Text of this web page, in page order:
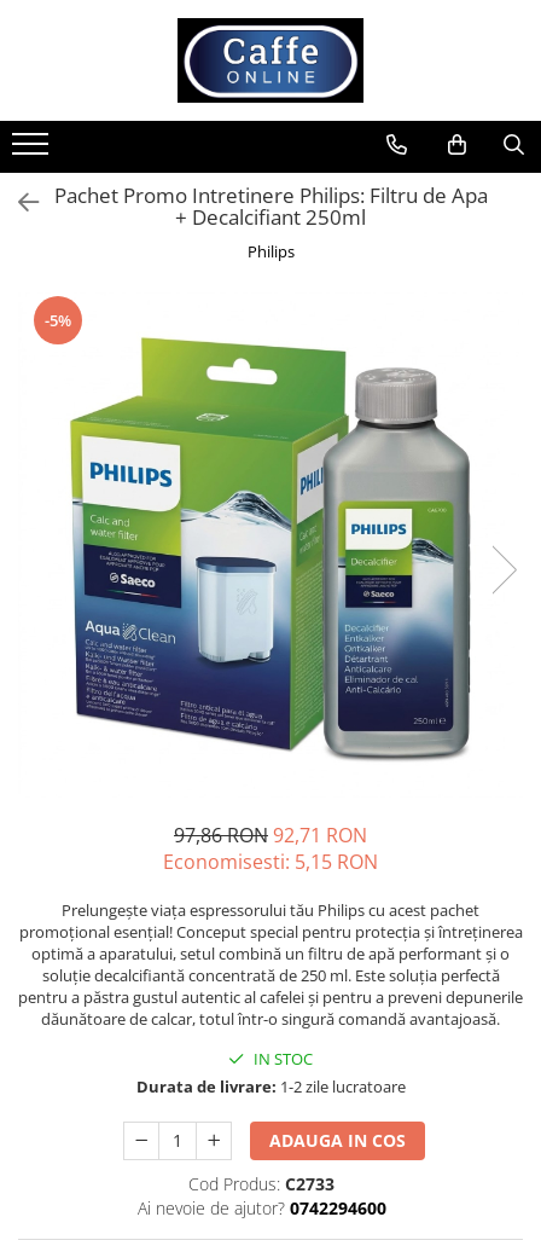
Cafea
Cafea Boabe
Capsule Cafea
Ceai
Espressoare
Aparate Automate
Aparate capsule
Aparate clasice
Accesorii
Complementare
Capace
Cesti si farfurii
Diverse
Lattiere
Lapte instant
Pliculete Zahar si Miere
Siropuri
Topping
Stabilizatoare tensiune
Piese schimb espressoare
Accesorii si intretinere
Pachet Promo Intretinere Philips: Filtru de Apa
+ Decalcifiant 250ml
Philips
-5%
97,86 RON92,71 RON
Economisesti: 5,15 RON
Prelungește viața espressorului tău Philips cu acest pachet
promoțional esențial! Conceput special pentru protecția și întreținerea
optimă a aparatului, setul combină un filtru de apă performant și o
soluție decalcifiantă concentrată de 250 ml. Este soluția perfectă
pentru a păstra gustul autentic al cafelei și pentru a preveni depunerile
dăunătoare de calcar, totul într-o singură comandă avantajoasă.
IN STOC
Durata de livrare: 1-2 zile lucratoare
ADAUGA IN COS
Cod Produs: C2733
Ai nevoie de ajutor? 0742294600